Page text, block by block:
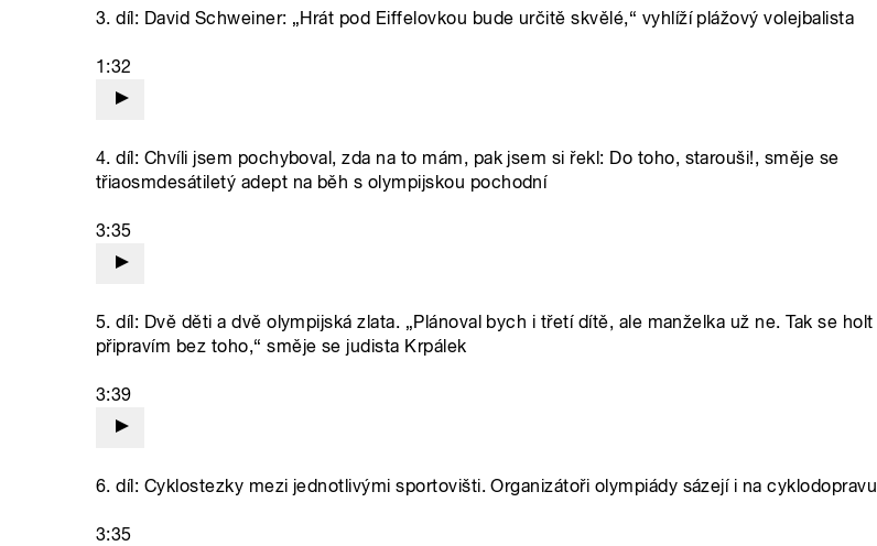
3. díl: David Schweiner: „Hrát pod Eiffelovkou bude určitě skvělé,“ vyhlíží plážový volejbalista
1:32
4. díl: Chvíli jsem pochyboval, zda na to mám, pak jsem si řekl: Do toho, starouši!, směje se
třiaosmdesátiletý adept na běh s olympijskou pochodní
3:35
5. díl: Dvě děti a dvě olympijská zlata. „Plánoval bych i třetí dítě, ale manželka už ne. Tak se holt
připravím bez toho,“ směje se judista Krpálek
3:39
6. díl: Cyklostezky mezi jednotlivými sportovišti. Organizátoři olympiády sázejí i na cyklodopravu
3:35